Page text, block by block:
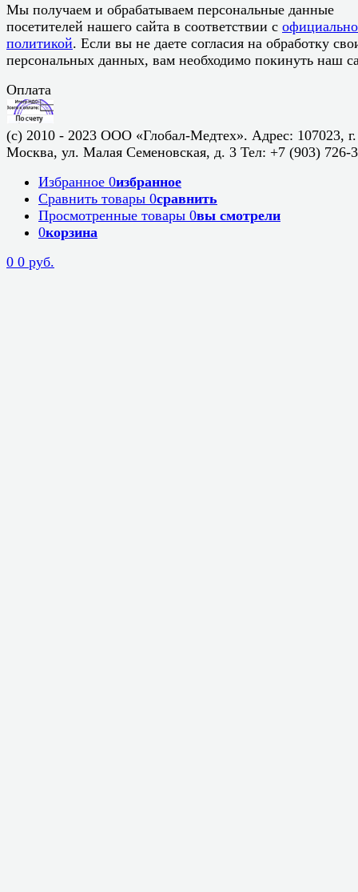
Мы получаем и обрабатываем персональные данные
посетителей нашего сайта в соответствии с
политикой. Если вы не даете согласия на обработку
персональных данных, вам необходимо покинуть наш
Оплата
(c) 2010 - 2023 ООО «Глобал-Медтех». Адрес: 107023, г.
Москва, ул. Малая Семеновская, д. 3 Тел: +7 (903) 726-
Избранное 0избранное
Сравнить товары 0сравнить
Просмотренные товары 0вы смотрели
0корзина
0 0 руб.